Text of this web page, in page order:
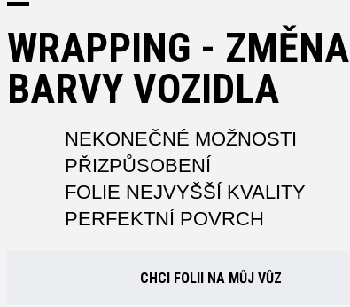
WRAPPING - ZMĚNA
BARVY VOZIDLA
NEKONEČNÉ MOŽNOSTI
PŘIZPŮSOBENÍ
FOLIE NEJVYŠŠÍ KVALITY
PERFEKTNÍ POVRCH
CHCI FOLII NA MŮJ VŮZ